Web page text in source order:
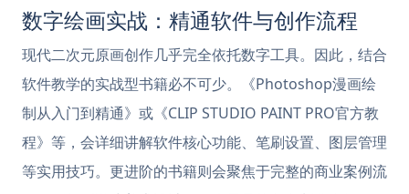
数字绘画实战：精通软件与创作流程
现代二次元原画创作几乎完全依托数字工具。因此，结合
软件教学的实战型书籍必不可少。《Photoshop漫画绘
制从入门到精通》或《CLIP STUDIO PAINT PRO官方教
程》等，会详细讲解软件核心功能、笔刷设置、图层管理
等实用技巧。更进阶的书籍则会聚焦于完整的商业案例流